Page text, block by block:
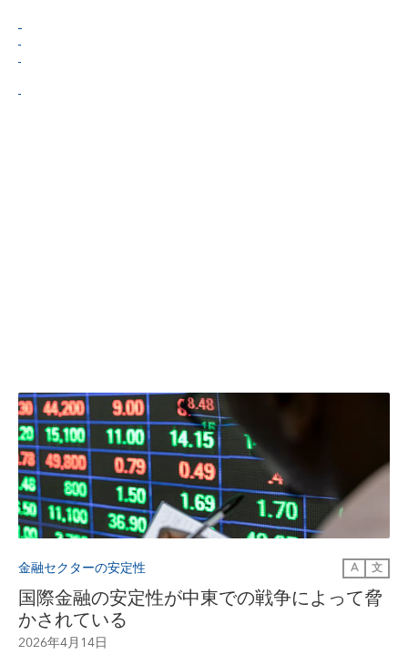
金融セクターの安定性 A 文
国際金融の安定性が中東での戦争によって脅
かされている
2026年4月14日